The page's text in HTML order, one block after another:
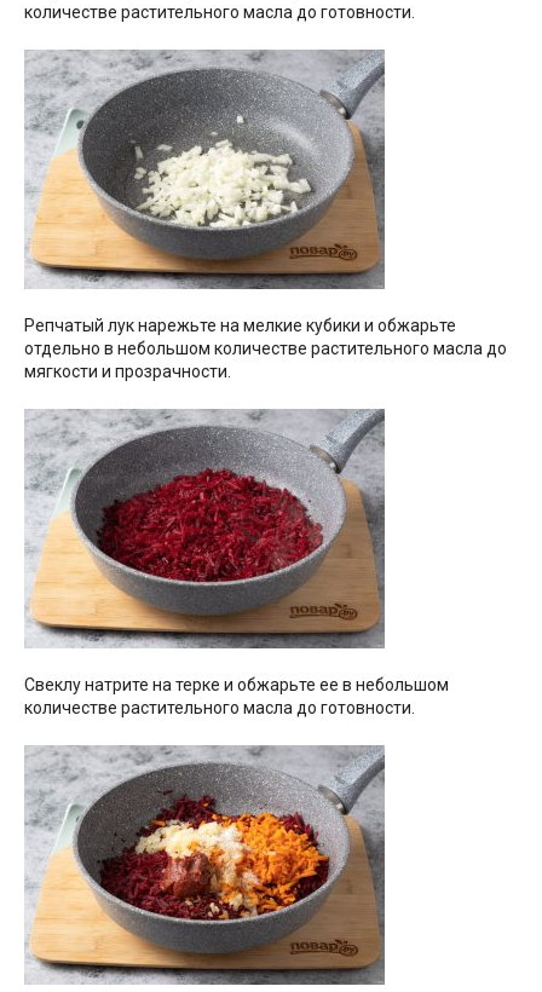
количестве растительного масла до готовности.
Репчатый лук нарежьте на мелкие кубики и обжарьте
отдельно в небольшом количестве растительного масла до
мягкости и прозрачности.
Свеклу натрите на терке и обжарьте ее в небольшом
количестве растительного масла до готовности.